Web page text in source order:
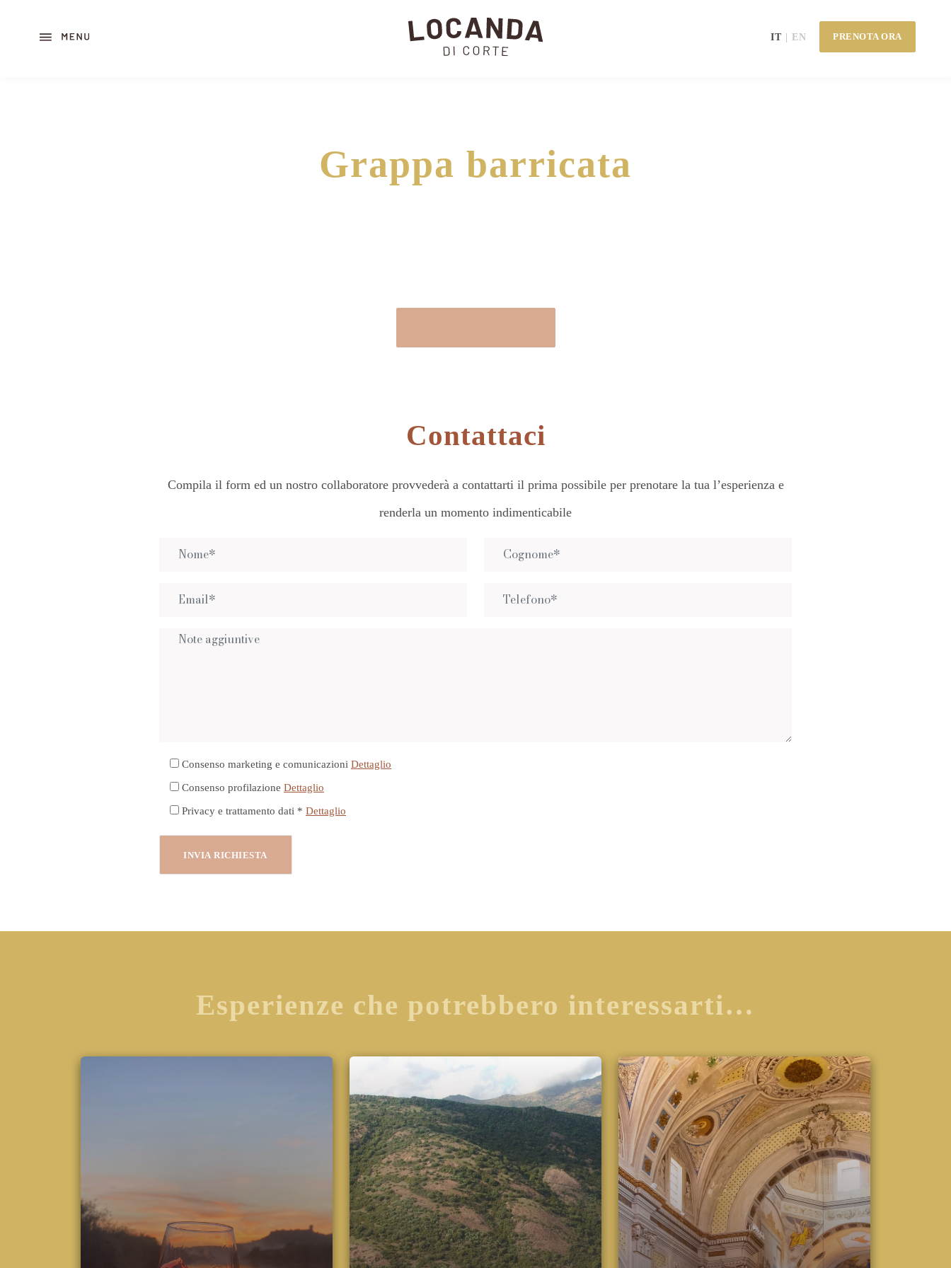
IT EN PRENOTA ORA
Grappa barricata
Contattaci
Compila il form ed un nostro collaboratore provvederà a contattarti il prima possibile per prenotare la tua l’esperienza e
renderla un momento indimenticabile
Consenso marketing e comunicazioni Dettaglio
Consenso profilazione Dettaglio
Privacy e trattamento dati * Dettaglio
Esperienze che potrebbero interessarti…